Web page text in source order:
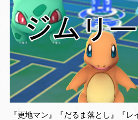
『更地マン』『だるま落とし』『